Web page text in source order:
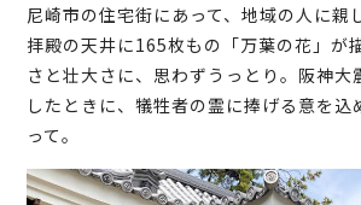
尼崎市の住宅街にあって、地域の人に親
拝殿の天井に165枚もの「万葉の花」が
さと壮大さに、思わずうっとり。阪神大
したときに、犠牲者の霊に捧げる意を込
って。